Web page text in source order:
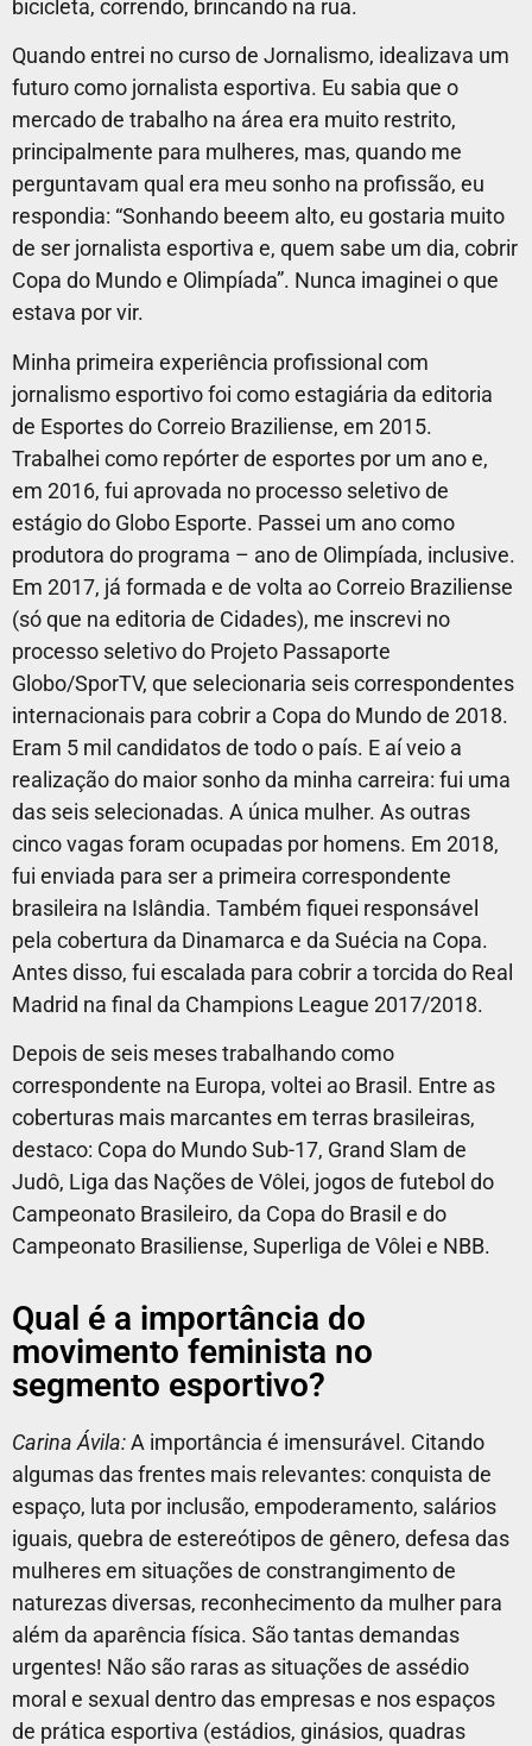
bicicleta, correndo, brincando na rua.
Quando entrei no curso de Jornalismo, idealizava um
futuro como jornalista esportiva. Eu sabia que o
mercado de trabalho na área era muito restrito,
principalmente para mulheres, mas, quando me
perguntavam qual era meu sonho na profissão, eu
respondia: “Sonhando beeem alto, eu gostaria muito
de ser jornalista esportiva e, quem sabe um dia, cobrir
Copa do Mundo e Olimpíada”. Nunca imaginei o que
estava por vir.
Minha primeira experiência profissional com
jornalismo esportivo foi como estagiária da editoria
de Esportes do Correio Braziliense, em 2015.
Trabalhei como repórter de esportes por um ano e,
em 2016, fui aprovada no processo seletivo de
estágio do Globo Esporte. Passei um ano como
produtora do programa – ano de Olimpíada, inclusive.
Em 2017, já formada e de volta ao Correio Braziliense
(só que na editoria de Cidades), me inscrevi no
processo seletivo do Projeto Passaporte
Globo/SporTV, que selecionaria seis correspondentes
internacionais para cobrir a Copa do Mundo de 2018.
Eram 5 mil candidatos de todo o país. E aí veio a
realização do maior sonho da minha carreira: fui uma
das seis selecionadas. A única mulher. As outras
cinco vagas foram ocupadas por homens. Em 2018,
fui enviada para ser a primeira correspondente
brasileira na Islândia. Também fiquei responsável
pela cobertura da Dinamarca e da Suécia na Copa.
Antes disso, fui escalada para cobrir a torcida do Real
Madrid na final da Champions League 2017/2018.
Depois de seis meses trabalhando como
correspondente na Europa, voltei ao Brasil. Entre as
coberturas mais marcantes em terras brasileiras,
destaco: Copa do Mundo Sub-17, Grand Slam de
Judô, Liga das Nações de Vôlei, jogos de futebol do
Campeonato Brasileiro, da Copa do Brasil e do
Campeonato Brasiliense, Superliga de Vôlei e NBB.
Qual é a importância do
movimento feminista no
segmento esportivo?
Carina Ávila:A importância é imensurável. Citando
algumas das frentes mais relevantes: conquista de
espaço, luta por inclusão, empoderamento, salários
iguais, quebra de estereótipos de gênero, defesa das
mulheres em situações de constrangimento de
naturezas diversas, reconhecimento da mulher para
além da aparência física. São tantas demandas
urgentes! Não são raras as situações de assédio
moral e sexual dentro das empresas e nos espaços
de prática esportiva (estádios, ginásios, quadras